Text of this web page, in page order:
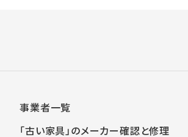
事業者一覧
「古い家具」のメーカー確認と修理